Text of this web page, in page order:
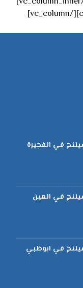
[/vc_row_inner][/cz_content_box][/vc_column]
في الفجيرة
في العين
في ابوظبي